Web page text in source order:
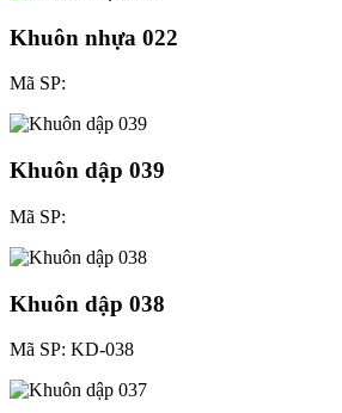
Khuôn nhựa 022
Mã SP:
Khuôn dập 039
Mã SP:
Khuôn dập 038
Mã SP: KD-038